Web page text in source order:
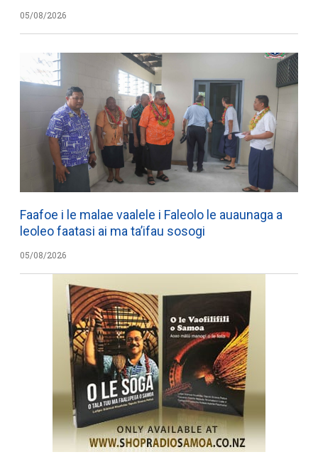
05/08/2026
Faafoe i le malae vaalele i Faleolo le auaunaga a
leoleo faatasi ai ma ta’ifau sosogi
05/08/2026